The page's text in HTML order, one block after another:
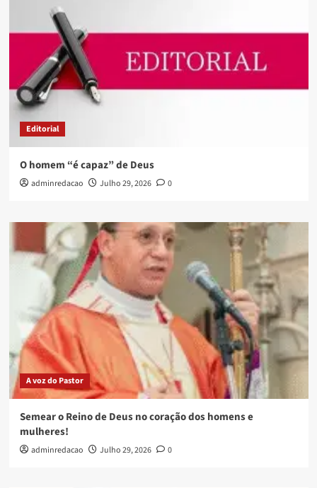
Editorial
O homem “é capaz” de Deus
adminredacao Julho 29, 2026 0
A voz do Pastor
Semear o Reino de Deus no coração dos homens e
mulheres!
adminredacao Julho 29, 2026 0